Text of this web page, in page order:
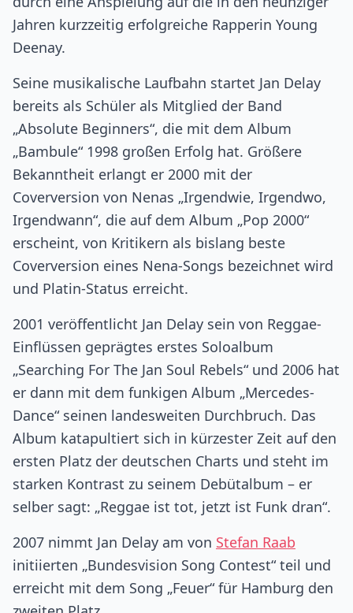
Jahren kurzzeitig erfolgreiche Rapperin Young
Deenay.
Seine musikalische Laufbahn startet Jan Delay
bereits als Schüler als Mitglied der Band
„Absolute Beginners“, die mit dem Album
„Bambule“ 1998 großen Erfolg hat. Größere
Bekanntheit erlangt er 2000 mit der
Coverversion von Nenas „Irgendwie, Irgendwo,
Irgendwann“, die auf dem Album „Pop 2000“
erscheint, von Kritikern als bislang beste
Coverversion eines Nena-Songs bezeichnet wird
und Platin-Status erreicht.
2001 veröffentlicht Jan Delay sein von Reggae-
Einflüssen geprägtes erstes Soloalbum
„Searching For The Jan Soul Rebels“ und 2006 hat
er dann mit dem funkigen Album „Mercedes-
Dance“ seinen landesweiten Durchbruch. Das
Album katapultiert sich in kürzester Zeit auf den
ersten Platz der deutschen Charts und steht im
starken Kontrast zu seinem Debütalbum – er
selber sagt: „Reggae ist tot, jetzt ist Funk dran“.
2007 nimmt Jan Delay am von Stefan Raab
initiierten „Bundesvision Song Contest“ teil und
erreicht mit dem Song „Feuer“ für Hamburg den